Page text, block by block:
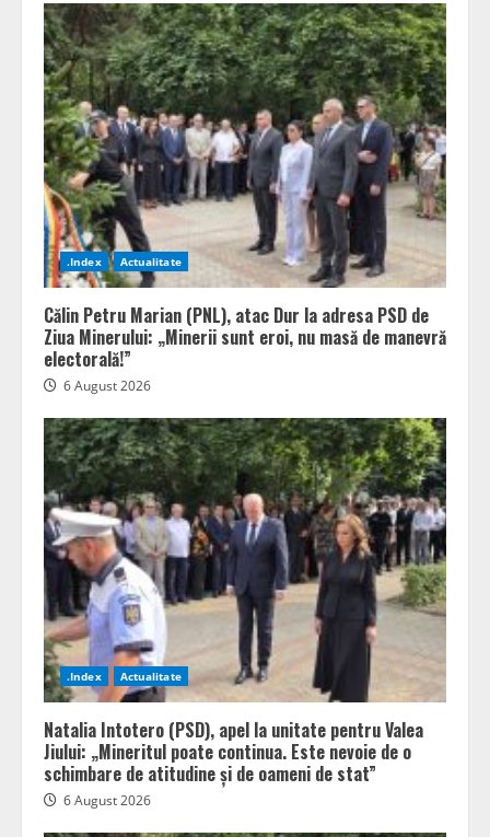
.Index Actualitate
Călin Petru Marian (PNL), atac Dur la adresa PSD de
Ziua Minerului: „Minerii sunt eroi, nu masă de manevră
electorală!”
6 August 2026
.Index Actualitate
Natalia Intotero (PSD), apel la unitate pentru Valea
Jiului: „Mineritul poate continua. Este nevoie de o
schimbare de atitudine și de oameni de stat”
6 August 2026